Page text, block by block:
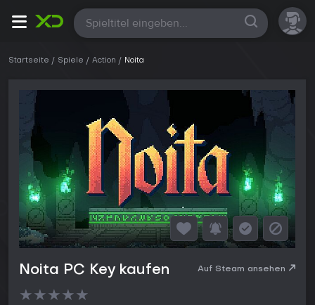
Alle
Startseite Spiele Action Noita
Noita PC Key kaufen Auf Steam ansehen
★★★★★